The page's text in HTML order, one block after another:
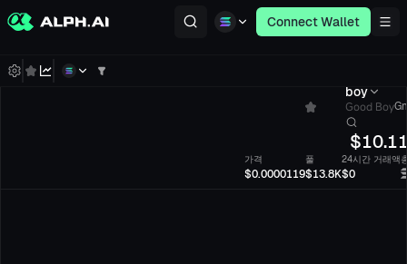
Connect Wallet
boy
Good Boy
$
가격
$0.0000119
풀
$13.8K
24시간 거래액
$0